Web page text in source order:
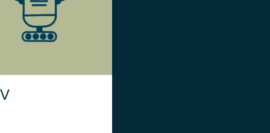
Il modulo AGV fornisce
una gestione avanzata
dei sistemi di
(
Laser
Guided
Autonomous